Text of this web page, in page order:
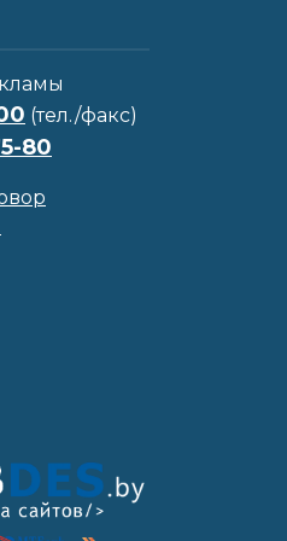
(тел./факс)
80